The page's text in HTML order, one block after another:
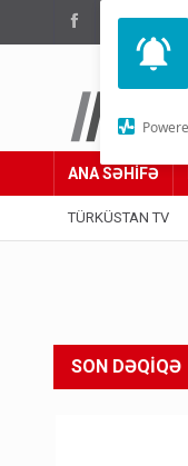
ANA SƏHİFƏ
TÜRKÜSTAN TV
SON DƏQİQƏ
İsmayılov